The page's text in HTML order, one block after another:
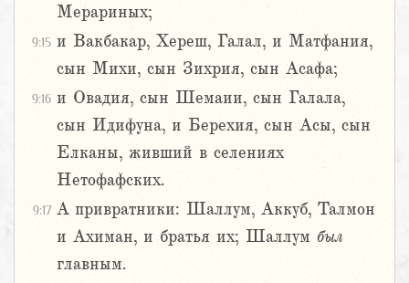
Мерариных;
9:15 и Вакбакар, Хереш, Галал, и Матфания,
сын Михи, сын Зихрия, сын Асафа;
9:16 и Овадия, сын Шемаии, сын Галала,
сын Идифуна, и Берехия, сын Асы, сын
Елканы, живший в селениях
Нетофафских.
9:17 А привратники: Шаллум, Аккуб, Талмон
и Ахиман, и братья их; Шаллум был
главным.